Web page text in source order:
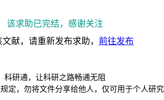
该求助已完结，感谢关注
献，请重新发布求助， 前往发布
科研通，让科研之路畅通无阻
定，勿将文件分享给他人，仅可用于个人研